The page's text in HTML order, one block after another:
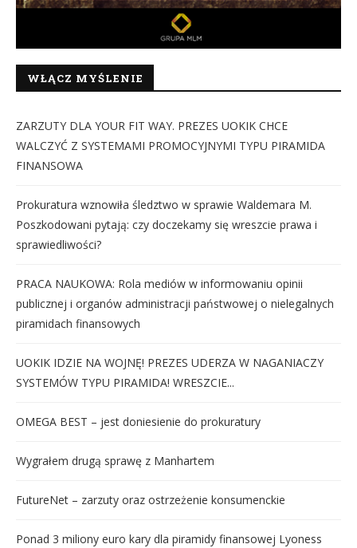
WŁĄCZ MYŚLENIE
ZARZUTY DLA YOUR FIT WAY. PREZES UOKIK CHCE
WALCZYĆ Z SYSTEMAMI PROMOCYJNYMI TYPU PIRAMIDA
FINANSOWA
Prokuratura wznowiła śledztwo w sprawie Waldemara M.
Poszkodowani pytają: czy doczekamy się wreszcie prawa i
sprawiedliwości?
PRACA NAUKOWA: Rola mediów w informowaniu opinii
publicznej i organów administracji państwowej o nielegalnych
piramidach finansowych
UOKIK IDZIE NA WOJNĘ! PREZES UDERZA W NAGANIACZY
SYSTEMÓW TYPU PIRAMIDA! WRESZCIE...
OMEGA BEST – jest doniesienie do prokuratury
Wygrałem drugą sprawę z Manhartem
FutureNet – zarzuty oraz ostrzeżenie konsumenckie
Ponad 3 miliony euro kary dla piramidy finansowej Lyoness